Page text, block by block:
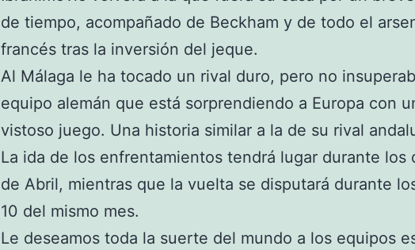
de tiempo, acompañado de Beckham y de todo el
francés tras la inversión del jeque.
Al Málaga le ha tocado un rival duro, pero no
equipo alemán que está sorprendiendo a Europa con
vistoso juego. Una historia similar a la de su rival
La ida de los enfrentamientos tendrá lugar durante los
de Abril, mientras que la vuelta se disputará durante
10 del mismo mes.
Le deseamos toda la suerte del mundo a los equipos